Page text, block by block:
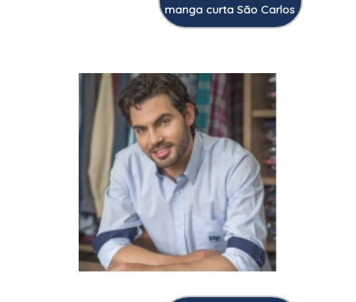
manga curta São Carlos